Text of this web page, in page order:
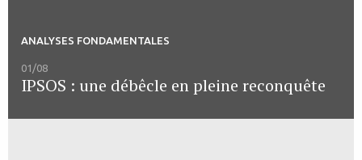
ANALYSES FONDAMENTALES
01/08
IPSOS : une débêcle en pleine reconquête